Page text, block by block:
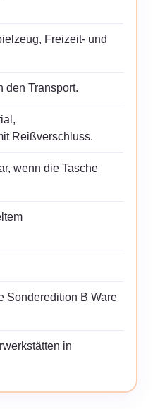
Freizeit- und
den Transport.
Reißverschluss.
wenn die Tasche
Sonderedition B Ware
in